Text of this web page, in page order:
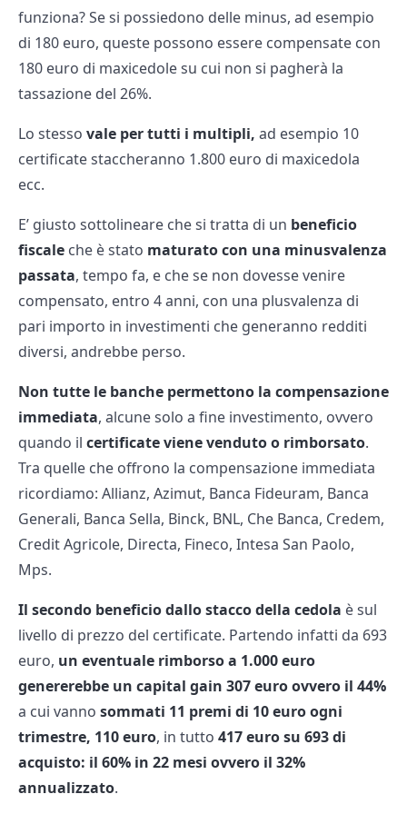
funziona? Se si possiedono delle minus, ad esempio
di 180 euro, queste possono essere compensate con
180 euro di maxicedole su cui non si pagherà la
tassazione del 26%.
Lo stesso vale per tutti i multipli, ad esempio 10
certificate staccheranno 1.800 euro di maxicedola
ecc.
E’ giusto sottolineare che si tratta di un beneficio
fiscale che è stato maturato con una minusvalenza
passata, tempo fa, e che se non dovesse venire
compensato, entro 4 anni, con una plusvalenza di
pari importo in investimenti che generanno redditi
diversi, andrebbe perso.
Non tutte le banche permettono la compensazione
immediata, alcune solo a fine investimento, ovvero
quando il certificate viene venduto o rimborsato.
Tra quelle che offrono la compensazione immediata
ricordiamo: Allianz, Azimut, Banca Fideuram, Banca
Generali, Banca Sella, Binck, BNL, Che Banca, Credem,
Credit Agricole, Directa, Fineco, Intesa San Paolo,
Mps.
Il secondo beneficio dallo stacco della cedola è sul
livello di prezzo del certificate. Partendo infatti da 693
euro, un eventuale rimborso a 1.000 euro
genererebbe un capital gain 307 euro ovvero il 44%
a cui vanno sommati 11 premi di 10 euro ogni
trimestre, 110 euro, in tutto 417 euro su 693 di
acquisto: il 60% in 22 mesi ovvero il 32%
annualizzato.